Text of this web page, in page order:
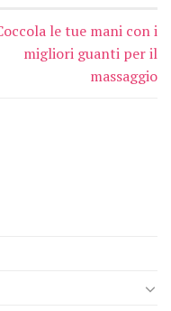
le tue mani con i
migliori guanti per il
massaggio